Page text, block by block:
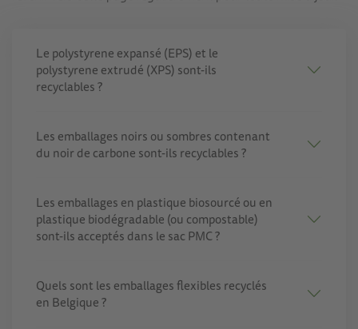
Le polystyrene expansé (EPS) et le
polystyrene extrudé (XPS) sont-ils
recyclables ?
Les emballages noirs ou sombres contenant
du noir de carbone sont-ils recyclables ?
Les emballages en plastique biosourcé ou en
plastique biodégradable (ou compostable)
sont-ils acceptés dans le sac PMC ?
Quels sont les emballages flexibles recyclés
en Belgique ?